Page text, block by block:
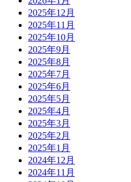
2025年12月
2025年11月
2025年10月
2025年9月
2025年8月
2025年7月
2025年6月
2025年5月
2025年4月
2025年3月
2025年2月
2025年1月
2024年12月
2024年11月